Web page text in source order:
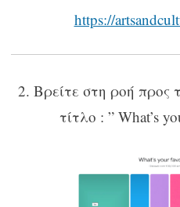
https://
2. Βρείτε στη ροή
τίτλο : ” What’s